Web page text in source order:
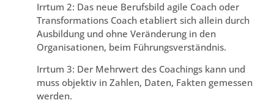
Irrtum 2: Das neue Berufsbild agile Coach oder
Transformations Coach etabliert sich allein durch
Ausbildung und ohne Veränderung in den
Organisationen, beim Führungsverständnis.
Irrtum 3: Der Mehrwert des Coachings kann und
muss objektiv in Zahlen, Daten, Fakten gemessen
werden.